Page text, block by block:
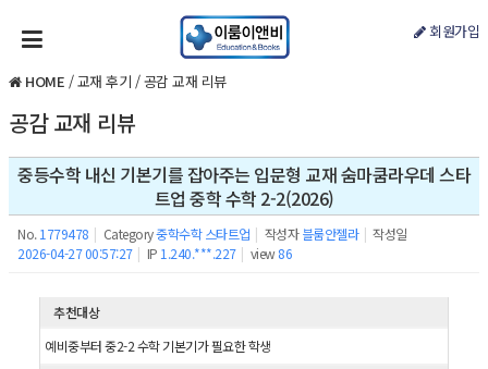
회원가입
HOME /교재 후기 /공감 교재 리뷰
공감 교재 리뷰
중등수학 내신 기본기를 잡아주는 입문형 교재 숨마쿰라우데 스타
트업 중학 수학 2-2(2026)
No. 1779478 | Category중학수학 스타트업 | 작성자 블룸안젤라 | 작성일
2026-04-27 00:57:27 | IP 1.240.***.227 | view 86
추천대상
예비중부터 중2-2 수학 기본기가 필요한 학생